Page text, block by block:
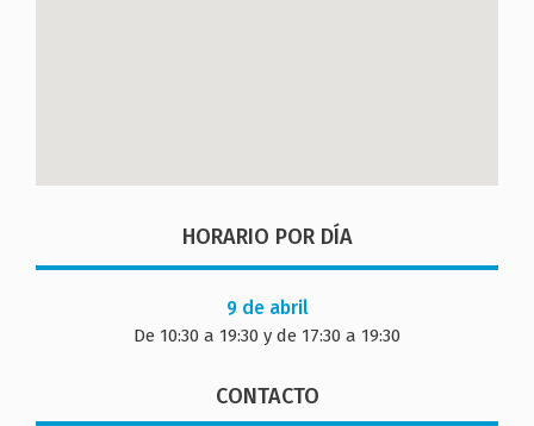
HORARIO POR DÍA
9 de abril
De 10:30 a 19:30 y de 17:30 a 19:30
CONTACTO